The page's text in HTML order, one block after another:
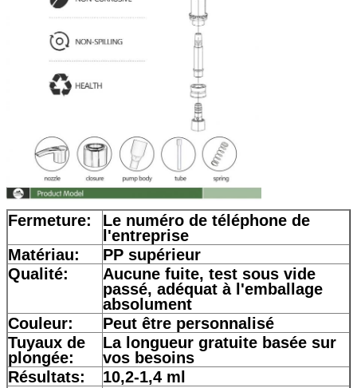
Fermeture:
Le numéro de téléphone de
l'entreprise
Matériau:
PP supérieur
Qualité:
Aucune fuite, test sous vide
passé, adéquat à l'emballage
absolument
Couleur:
Peut être personnalisé
Tuyaux de
plongée:
La longueur gratuite basée sur
vos besoins
Résultats:
10,2-1,4 ml